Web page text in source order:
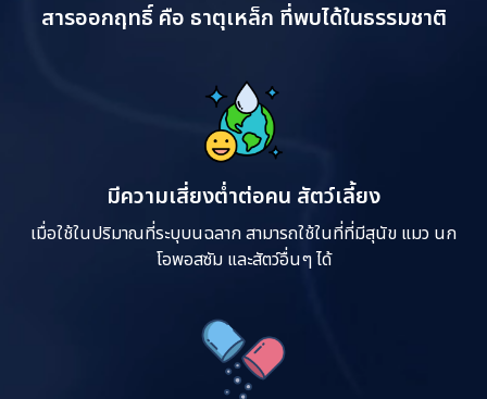
สารออกฤทธิ์ คือ ธาตุเหล็ก ที่พบได้ในธรรมชาติ
มีความเสี่ยงต่ำต่อคน สัตว์เลี้ยง
เมื่อใช้ในปริมาณที่ระบุบนฉลาก สามารถใช้ในที่ที่มีสุนัข แมว นก
โอพอสซัม และสัตว์อื่นๆ ได้